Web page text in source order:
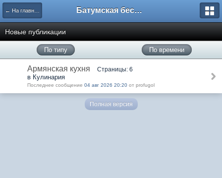
← На главную Батумская беседка
Новые публикации
По типу По времени
Армянская кухня Страницы: 6
в Кулинария
Последнее сообщение 04 авг 2026 20:20 от profugol
Полная версия